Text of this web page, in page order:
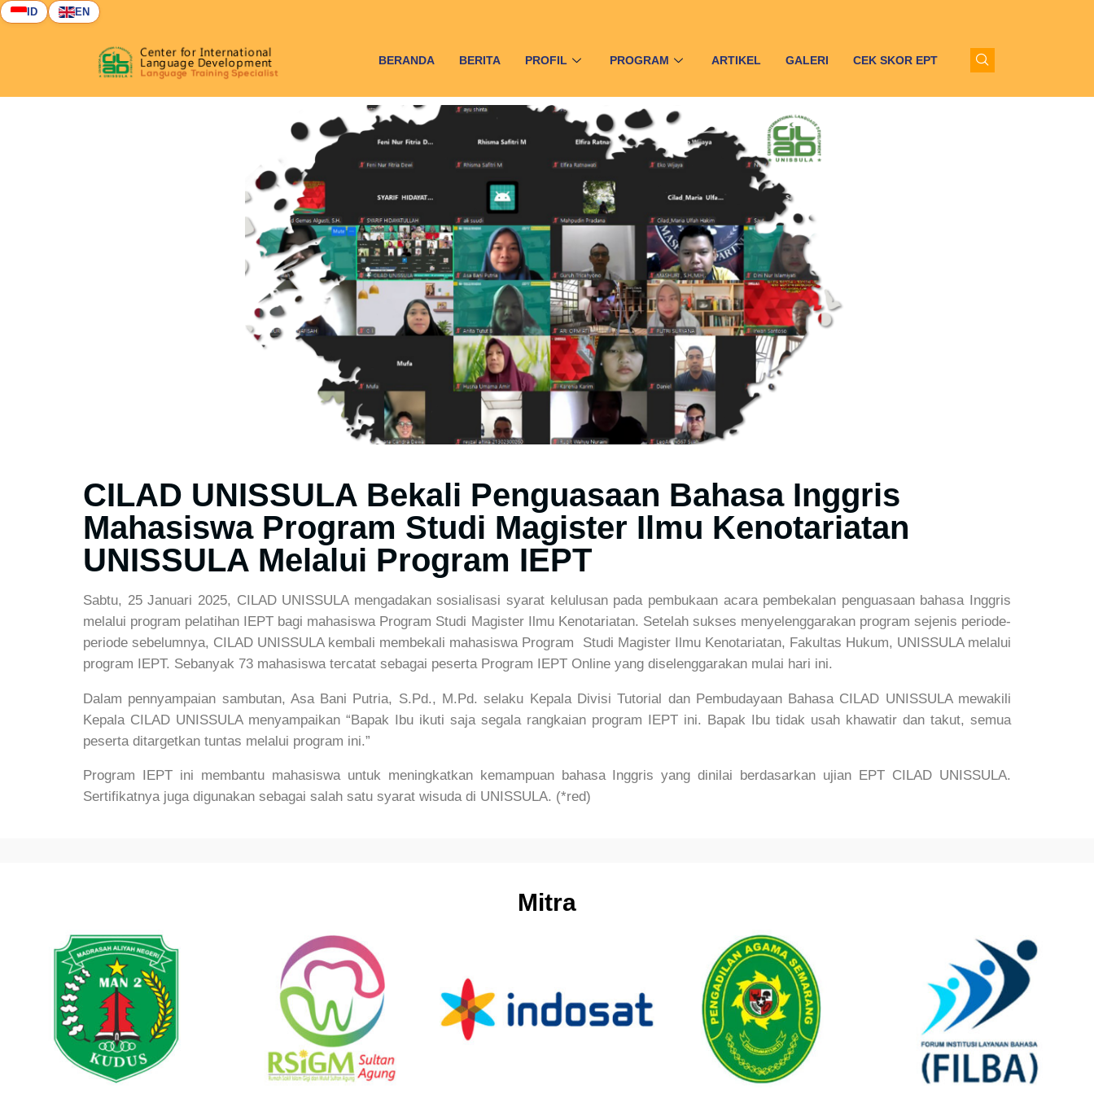
ID EN
BERANDA BERITA PROFIL PROGRAM ARTIKEL GALERI CEK SKOR EPT
CILAD UNISSULA Bekali Penguasaan Bahasa Inggris
Mahasiswa Program Studi Magister Ilmu Kenotariatan
UNISSULA Melalui Program IEPT
Sabtu, 25 Januari 2025, CILAD UNISSULA mengadakan sosialisasi syarat kelulusan pada pembukaan acara pembekalan penguasaan bahasa Inggris
melalui program pelatihan IEPT bagi mahasiswa Program Studi Magister Ilmu Kenotariatan. Setelah sukses menyelenggarakan program sejenis periode-
periode sebelumnya, CILAD UNISSULA kembali membekali mahasiswa Program Studi Magister Ilmu Kenotariatan, Fakultas Hukum, UNISSULA melalui
program IEPT. Sebanyak 73 mahasiswa tercatat sebagai peserta Program IEPT Online yang diselenggarakan mulai hari ini.
Dalam pennyampaian sambutan, Asa Bani Putria, S.Pd., M.Pd. selaku Kepala Divisi Tutorial dan Pembudayaan Bahasa CILAD UNISSULA mewakili
Kepala CILAD UNISSULA menyampaikan “Bapak Ibu ikuti saja segala rangkaian program IEPT ini. Bapak Ibu tidak usah khawatir dan takut, semua
peserta ditargetkan tuntas melalui program ini.”
Program IEPT ini membantu mahasiswa untuk meningkatkan kemampuan bahasa Inggris yang dinilai berdasarkan ujian EPT CILAD UNISSULA.
Sertifikatnya juga digunakan sebagai salah satu syarat wisuda di UNISSULA. (*red)
Mitra